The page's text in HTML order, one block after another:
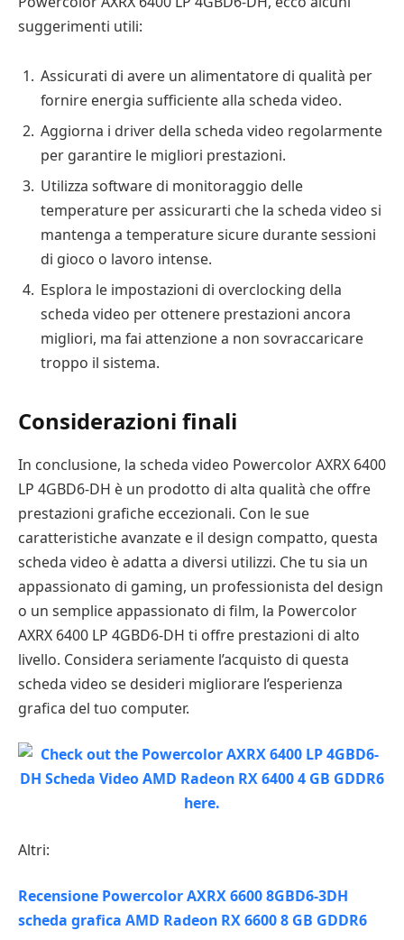
suggerimenti utili:
Assicurati di avere un alimentatore di qualità per
fornire energia sufficiente alla scheda video.
Aggiorna i driver della scheda video regolarmente
per garantire le migliori prestazioni.
Utilizza software di monitoraggio delle
temperature per assicurarti che la scheda video si
mantenga a temperature sicure durante sessioni
di gioco o lavoro intense.
Esplora le impostazioni di overclocking della
scheda video per ottenere prestazioni ancora
migliori, ma fai attenzione a non sovraccaricare
troppo il sistema.
Considerazioni finali
In conclusione, la scheda video Powercolor AXRX 6400
LP 4GBD6-DH è un prodotto di alta qualità che offre
prestazioni grafiche eccezionali. Con le sue
caratteristiche avanzate e il design compatto, questa
scheda video è adatta a diversi utilizzi. Che tu sia un
appassionato di gaming, un professionista del design
o un semplice appassionato di film, la Powercolor
AXRX 6400 LP 4GBD6-DH ti offre prestazioni di alto
livello. Considera seriamente l’acquisto di questa
scheda video se desideri migliorare l’esperienza
grafica del tuo computer.
Altri:
Recensione Powercolor AXRX 6600 8GBD6-3DH
scheda grafica AMD Radeon RX 6600 8 GB GDDR6